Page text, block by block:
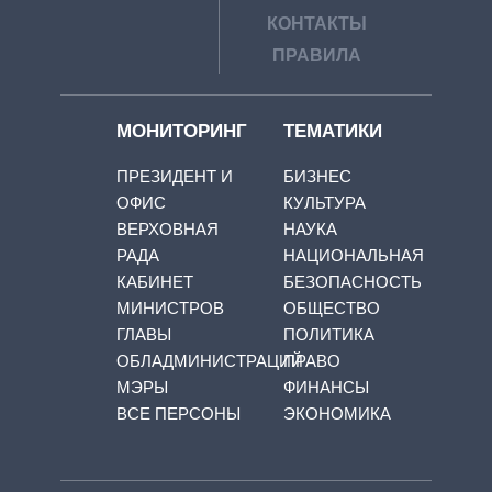
КОНТАКТЫ
ПРАВИЛА
МОНИТОРИНГ
ПРЕЗИДЕНТ И
ОФИС
ВЕРХОВНАЯ
РАДА
КАБИНЕТ
МИНИСТРОВ
ГЛАВЫ
ОБЛАДМИНИСТРАЦИЙ
МЭРЫ
ВСЕ ПЕРСОНЫ
ТЕМАТИКИ
БИЗНЕС
КУЛЬТУРА
НАУКА
НАЦИОНАЛЬНАЯ
БЕЗОПАСНОСТЬ
ОБЩЕСТВО
ПОЛИТИКА
ПРАВО
ФИНАНСЫ
ЭКОНОМИКА